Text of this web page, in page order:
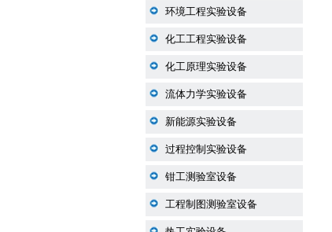
环境工程实验设备
化工工程实验设备
化工原理实验设备
流体力学实验设备
新能源实验设备
过程控制实验设备
钳工测验室设备
工程制图测验室设备